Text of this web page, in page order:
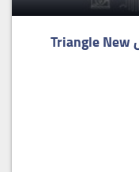
كمبوند تراينجل التجمع الخامس Triangle New